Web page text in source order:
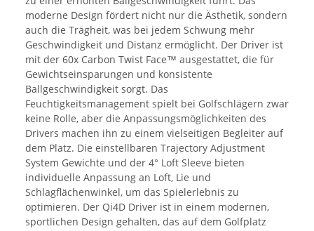
moderne Design fördert nicht nur die Ästhetik, sondern
auch die Trägheit, was bei jedem Schwung mehr
Geschwindigkeit und Distanz ermöglicht. Der Driver ist
mit der 60x Carbon Twist Face™ ausgestattet, die für
Gewichtseinsparungen und konsistente
Ballgeschwindigkeit sorgt. Das
Feuchtigkeitsmanagement spielt bei Golfschlägern zwar
keine Rolle, aber die Anpassungsmöglichkeiten des
Drivers machen ihn zu einem vielseitigen Begleiter auf
dem Platz. Die einstellbaren Trajectory Adjustment
System Gewichte und der 4° Loft Sleeve bieten
individuelle Anpassung an Loft, Lie und
Schlagflächenwinkel, um das Spielerlebnis zu
optimieren. Der Qi4D Driver ist in einem modernen,
sportlichen Design gehalten, das auf dem Golfplatz